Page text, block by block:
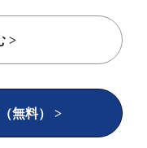
>
無料） >